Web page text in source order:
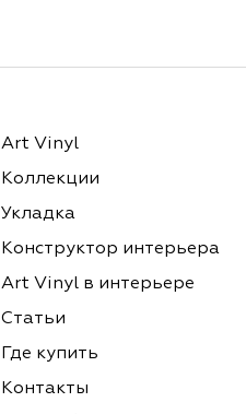
Art Vinyl
Коллекции
Укладка
Конструктор интерьера
Art Vinyl в интерьере
Статьи
Где купить
Контакты